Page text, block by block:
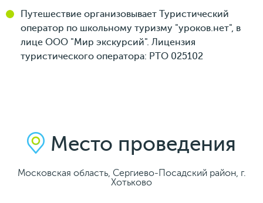
Путешествие организовывает Туристический
оператор по школьному туризму "уроков.нет", в
лице ООО "Мир экскурсий". Лицензия
туристического оператора: РТО 025102
Место проведения
Московская область, Сергиево-Посадский район, г.
Хотьково